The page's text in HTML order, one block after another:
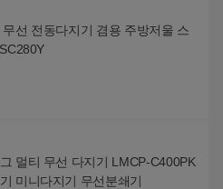
선 전동다지기 겸용 주방저울 스
멀티 무선 다지기 LMCP-C400PK
미니다지기 무선분쇄기